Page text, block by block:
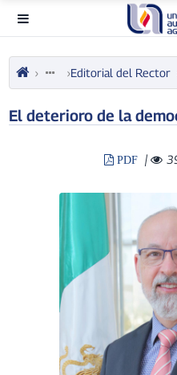
Editorial del Rector
El deterioro de la
PDF |